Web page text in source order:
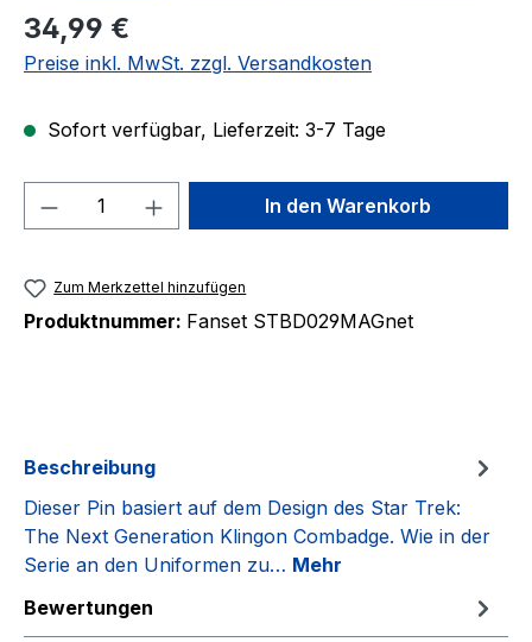
Regulärer Preis:
34,99 €
Preise inkl. MwSt. zzgl. Versandkosten
Sofort verfügbar, Lieferzeit: 3-7 Tage
Produkt Anzahl: Gib denIn den Warenkorb
Zum Merkzettel hinzufügen
Produktnummer: Fanset STBD029MAGnet
Beschreibung
Dieser Pin basiert auf dem Design des Star Trek:
The Next Generation Klingon Combadge. Wie in der
Serie an den Uniformen zu… Mehr
Bewertungen